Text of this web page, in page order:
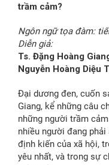
trầm cảm?
Ngôn ngữ tọa đàm:
Diễn giả:
Ts. Đặng Hoàng
Nguyễn Hoàng Diệu
Đại dương đen, cuốn
Giang, kể những câu
những người trầm
nhiều người đang
định kiến của xã hội,
yêu nhất, và trong sự